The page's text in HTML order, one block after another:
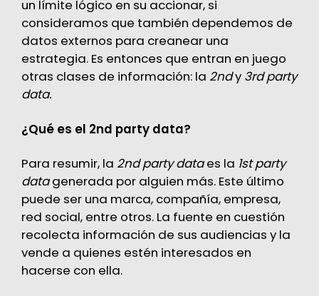
un límite lógico en su accionar, si
consideramos que también dependemos de
datos externos para creanear una
estrategia. Es entonces que entran en juego
otras clases de información: la 2ndy3rd party
data.
¿Qué es el 2nd party data?
Para resumir, la 2nd party dataes la 1st party
datagenerada por alguien más. Este último
puede ser una marca, compañía, empresa,
red social, entre otros. La fuente en cuestión
recolecta información de sus audiencias y la
vende a quienes estén interesados en
hacerse con ella.